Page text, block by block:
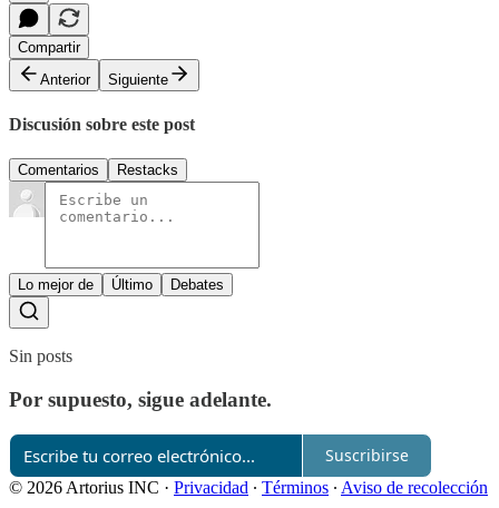
Compartir
Anterior
Siguiente
Discusión sobre este post
Comentarios Restacks
Lo mejor de Último Debates
Sin posts
Por supuesto, sigue adelante.
Suscribirse
© 2026 Artorius INC · Privacidad ∙ Términos ∙ Aviso de recolección